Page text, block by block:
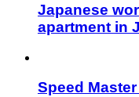
Japanese
apartment in
Speed